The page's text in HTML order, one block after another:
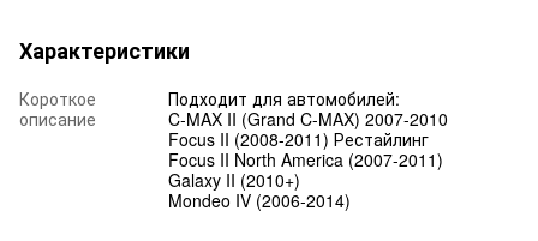
Характеристики
Короткое
описание
Подходит для автомобилей:
C-MAX II (Grand C-MAX) 2007-2010
Focus II (2008-2011) Рестайлинг
Focus II North America (2007-2011)
Galaxy II (2010+)
Mondeo IV (2006-2014)